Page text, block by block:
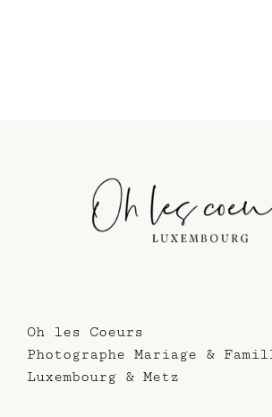
Oh les Coeurs
Photographe Mariage &
Luxembourg & Metz